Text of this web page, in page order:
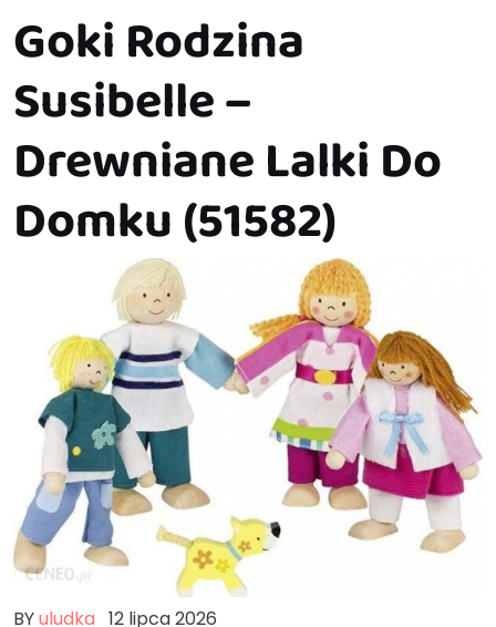
Goki Rodzina
Susibelle –
Drewniane Lalki Do
Domku (51582)
BYuludka 12 lipca 2026